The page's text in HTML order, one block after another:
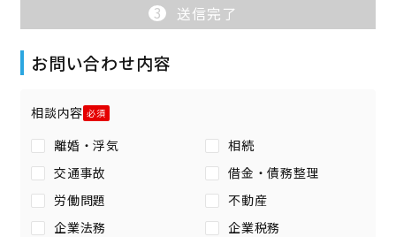
3 送信完了
お問い合わせ内容
相談内容
離婚・浮気
相続
交通事故
借金・債務整理
労働問題
不動産
企業法務
企業税務